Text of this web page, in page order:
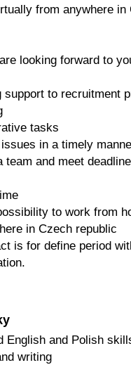
from anywhere in
looking forward to
support to recruitment
tasks
in a timely
team and meet
to work from
in Czech republic
is for define period
English and Polish
writing